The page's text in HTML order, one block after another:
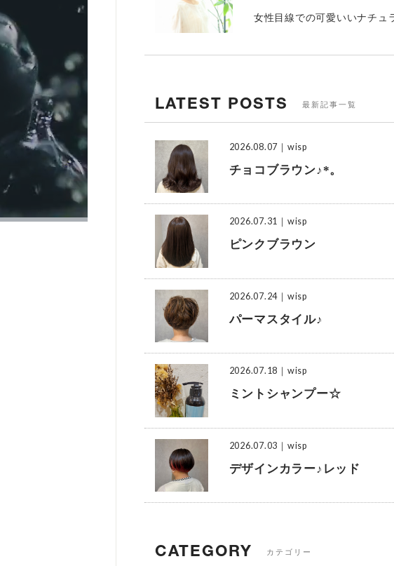
女性目線での可愛いいナチュ
LATEST POSTS 最新記事一覧
2026.08.07 ｜wisp
チョコブラウン♪*。
2026.07.31 ｜wisp
ピンクブラウン
2026.07.24 ｜wisp
パーマスタイル♪
2026.07.18 ｜wisp
ミントシャンプー☆
2026.07.03 ｜wisp
デザインカラー♪レッド
CATEGORY カテゴリー